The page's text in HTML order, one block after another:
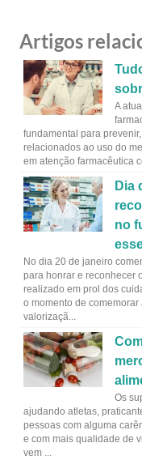
Artigos
A
fundamental para
relacionados ao uso do
em atenção farmacêutica
Dia
no
No dia 20 de janeiro
para honrar e reconhecer
realizado em prol dos
o momento de
valorizaçã...
Os
ajudando atletas,
pessoas com alguma
e com mais qualidade de
vem ...